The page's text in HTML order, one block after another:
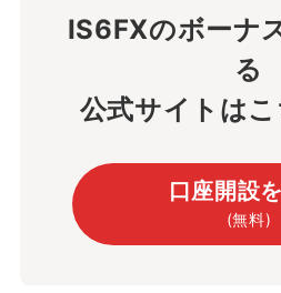
IS6FXのボーナ
る
公式サイトはこ
口座開設
(無料)